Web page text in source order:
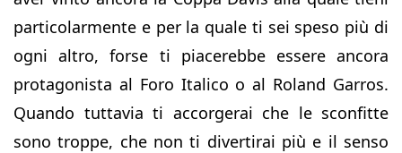
particolarmente e per la quale ti sei speso più di
ogni altro, forse ti piacerebbe essere ancora
protagonista al Foro Italico o al Roland Garros.
Quando tuttavia ti accorgerai che le sconfitte
sono troppe, che non ti divertirai più e il senso